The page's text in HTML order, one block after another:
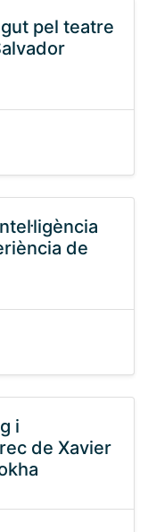
pel teatre
de
i
de Xavier